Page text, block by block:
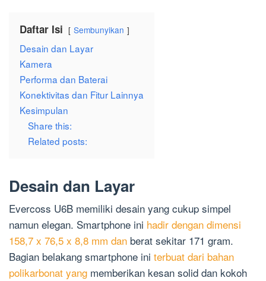
Daftar Isi Sembunyikan
Desain dan Layar
Kamera
Performa dan Baterai
Konektivitas dan Fitur Lainnya
Kesimpulan
Share this:
Related posts:
Desain dan Layar
Evercoss U6B memiliki desain yang cukup simpel
namun elegan. Smartphone ini hadir dengan dimensi
158,7 x 76,5 x 8,8 mm dan berat sekitar 171 gram.
Bagian belakang smartphone ini terbuat dari bahan
polikarbonat yang memberikan kesan solid dan kokoh